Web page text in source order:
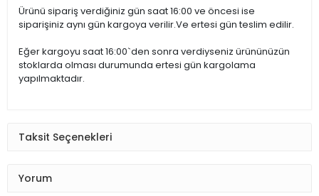
%98 PAMUK
%2 ELASTAN
Ürünü sipariş verdiğiniz gün saat 16:00 ve öncesi ise
siparişiniz aynı gün kargoya verilir.Ve ertesi gün teslim edilir.
Eğer kargoyu saat 16:00`den sonra verdiyseniz ürününüzün
stoklarda olması durumunda ertesi gün kargolama
yapılmaktadır.
Taksit Seçenekleri
Yorum